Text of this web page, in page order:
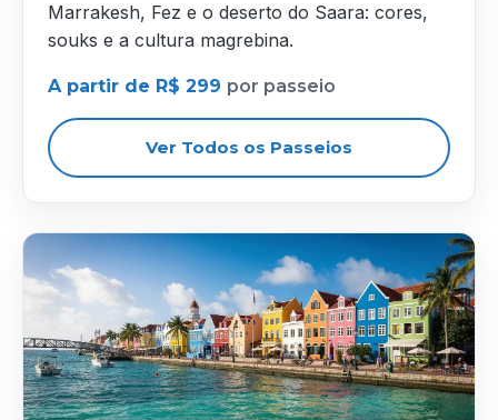
Marrakesh, Fez e o deserto do Saara: cores,
souks e a cultura magrebina.
A partir de R$ 299 por passeio
Ver Todos os Passeios